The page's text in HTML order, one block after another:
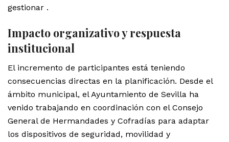
gestionar .
Impacto organizativo y respuesta
institucional
El incremento de participantes está teniendo
consecuencias directas en la planificación. Desde el
ámbito municipal, el Ayuntamiento de Sevilla ha
venido trabajando en coordinación con el Consejo
General de Hermandades y Cofradías para adaptar
los dispositivos de seguridad, movilidad y